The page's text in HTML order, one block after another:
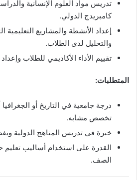
تدريس مواد العلوم الإنسانية
كامبريدج الدولي.
إعداد الأنشطة والمشاريع التعليمية
والتحليل لدى الطلاب.
تقييم الأداء الأكاديمي للطلاب وإعداد
المتطلبات:
درجة جامعية في التاريخ أو
تخصص مشابه.
خبرة في تدريس المناهج الدولية
القدرة على استخدام أساليب تعليم
الصف.